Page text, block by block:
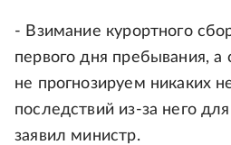
- Взимание курортного
первого дня пребывания,
не прогнозируем никаких
последствий из-за него
заявил министр.